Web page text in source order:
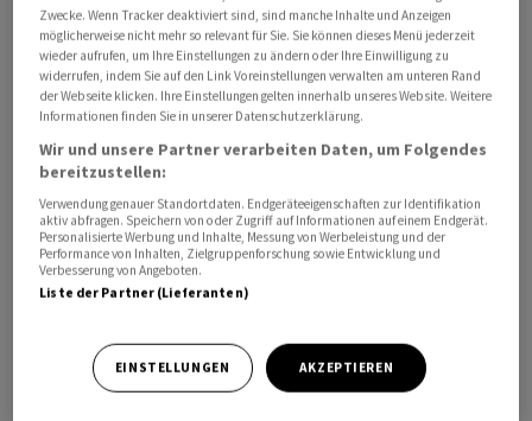
dass es derzeit keine konkreten Überlegungen zu einer
raschen geldpolitischen Wende mit sinkenden
Leitzinsen gibt.
Die am Donnerstag veröffentlichten robusten Zahlen
vom US-Arbeitsmarkt untermauerten diese Haltung:
Die Erstanträge auf Arbeitslosenhilfe gingen auf bereits
niedrigem Niveau überraschend zurück. Ausserdem
bestätigten auch die Stimmungsdaten aus der US-
Industrie (PMI) die Robustheit der weltgrössten
lagen zudem über der Marke von 50 Punkten, die auf
Wachstum hindeutet./ck/he
Zwecke. Wenn Tracker deaktiviert sind, sind manche Inhalte und Anzeigen
möglicherweise nicht mehr so relevant für Sie. Sie können dieses Menü jederzeit
wieder aufrufen, um Ihre Einstellungen zu ändern oder Ihre Einwilligung zu
widerrufen, indem Sie auf den Link Voreinstellungen verwalten am unteren Rand
der Webseite klicken. Ihre Einstellungen gelten innerhalb unseres Website. Weitere
Informationen finden Sie in unserer Datenschutzerklärung.
Wir und unsere Partner verarbeiten Daten, um Folgendes
bereitzustellen:
Verwendung genauer Standortdaten. Endgeräteeigenschaften zur Identifikation
aktiv abfragen. Speichern von oder Zugriff auf Informationen auf einem Endgerät.
Personalisierte Werbung und Inhalte, Messung von Werbeleistung und der
Performance von Inhalten, Zielgruppenforschung sowie Entwicklung und
Verbesserung von Angeboten.
Liste der Partner (Lieferanten)
EINSTELLUNGEN AKZEPTIEREN